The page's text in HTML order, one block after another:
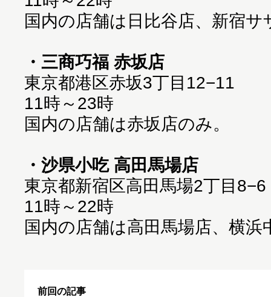
国内の店舗は日比谷店、新宿
・三商巧福 赤坂店
東京都港区赤坂3丁目12−11
11時～23時
国内の店舗は赤坂店のみ。
・沙県小吃 高田馬場店
東京都新宿区高田馬場2丁目8−6
11時～22時
国内の店舗は高田馬場店、横浜
前回の記事